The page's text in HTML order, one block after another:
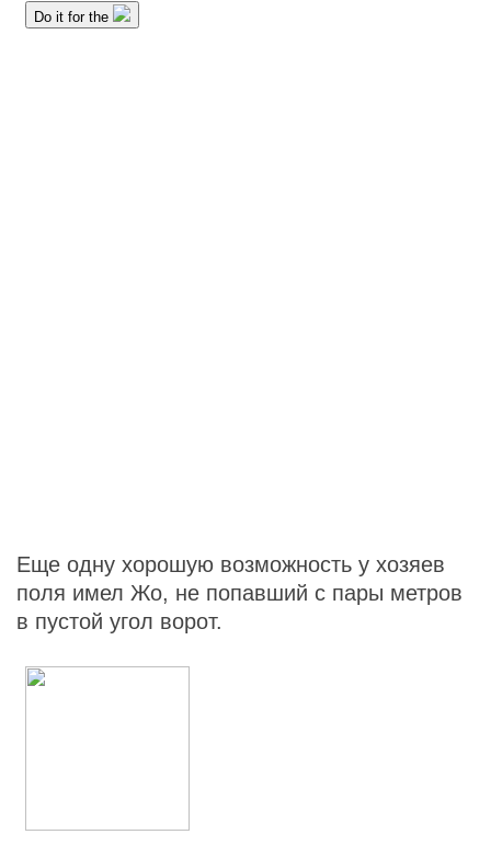
Еще одну хорошую возможность у хозяев
поля имел Жо, не попавший с пары метров
в пустой угол ворот.